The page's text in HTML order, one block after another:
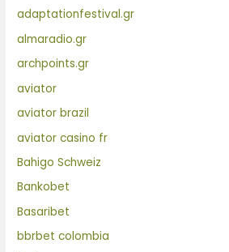
adaptationfestival.gr
almaradio.gr
archpoints.gr
aviator
aviator brazil
aviator casino fr
Bahigo Schweiz
Bankobet
Basaribet
bbrbet colombia